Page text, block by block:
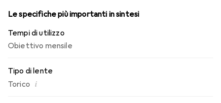
Le specifiche più importanti in sintesi
Tempi di utilizzo
Obiettivo mensile
Tipo di lente
Torico i